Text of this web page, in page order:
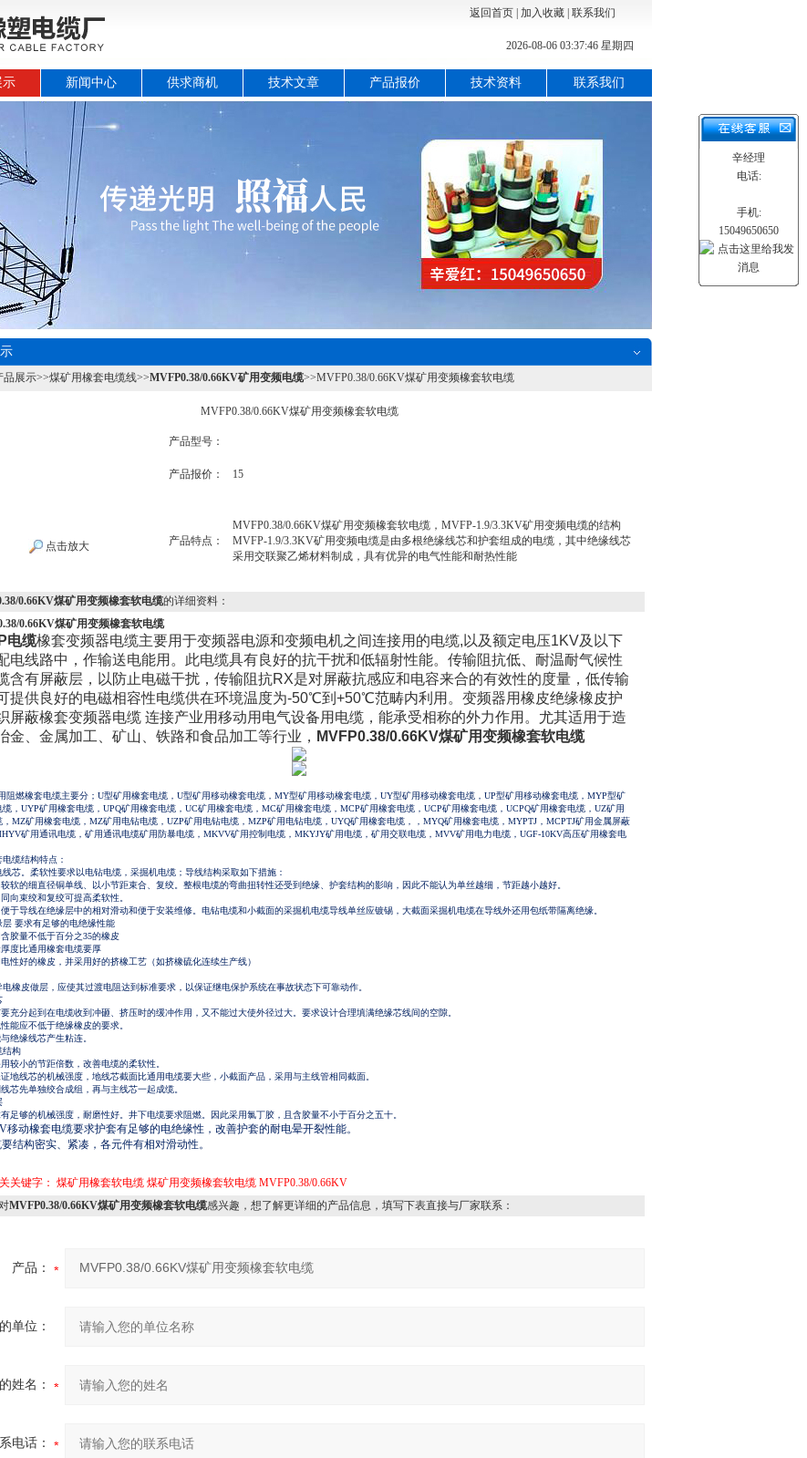
返回首页| 加入收藏| 联系我们
2026-08-06 03:37:47 星期四
示 新闻中心 供求商机 技术文章 产品报价 技术资料 联系我们
品展示>>煤矿用橡套电缆线>>MVFP0.38/0.66KV矿用变频电缆>>MVFP0.38/0.66KV煤矿用变频橡套软电缆
MVFP0.38/0.66KV煤矿用变频橡套软电缆
点击放大
产品型号：
产品报价： 15
产品特点：
MVFP0.38/0.66KV煤矿用变频橡套软电缆，MVFP-1.9/3.3KV矿用变频电缆的结构
MVFP-1.9/3.3KV矿用变频电缆是由多根绝缘线芯和护套组成的电缆，其中绝缘线芯
采用交联聚乙烯材料制成，具有优异的电气性能和耐热性能
0.66KV煤矿用变频橡套软电缆的详细资料：
0.66KV煤矿用变频橡套软电缆
电缆橡套变频器电缆主要用于变频器电源和变频电机之间连接用的电缆,以及额定电压1KV及以下
电线路中，作输送电能用。此电缆具有良好的抗干扰和低辐射性能。传输阻抗低、耐温耐气候性
含有屏蔽层，以防止电磁干扰，传输阻抗RX是对屏蔽抗感应和电容来合的有效性的度量，低传输
提供良好的电磁相容性电缆供在环境温度为-50℃到+50℃范畴内利用。变频器用橡皮绝缘橡皮护
屏蔽橡套变频器电缆 连接产业用移动用电气设备用电缆，能承受相称的外力作用。尤其适用于造
金、金属加工、矿山、铁路和食品加工等行业， MVFP0.38/0.66KV煤矿用变频橡套软电缆
阻燃橡套电缆主要分；U型矿用橡套电缆，U型矿用移动橡套电缆，MY型矿用移动橡套电缆，UY型矿用移动橡套电缆，UP型矿用移动橡套电缆，MYP型矿
缆，UYP矿用橡套电缆，UPQ矿用橡套电缆，UC矿用橡套电缆，MC矿用橡套电缆，MCP矿用橡套电缆，UCP矿用橡套电缆，UCPQ矿用橡套电缆，UZ矿用
，MZ矿用橡套电缆，MZ矿用电钻电缆，UZP矿用电钻电缆，MZP矿用电钻电缆，UYQ矿用橡套电缆，，MYQ矿用橡套电缆，MYPTJ，MCPTJ矿用金属屏蔽
矿用通讯电缆，矿用通讯电缆矿用防暴电缆，MKVV矿用控制电缆，MKYJY矿用电缆，矿用交联电缆，MVV矿用电力电缆，UGF-10KV高压矿用橡套电
电缆结构特点：
线芯。柔软性要求以电钻电缆，采掘机电缆；导线结构采取如下措施：
较软的细直径铜单线、以小节距束合、复绞。整根电缆的弯曲扭转性还受到绝缘、护套结构的影响，因此不能认为单丝越细，节距越小越好。
向束绞和复绞可提高柔软性。
于导线在绝缘层中的相对滑动和便于安装维修。电钻电缆和小截面的采掘机电缆导线单丝应镀锡，大截面采掘机电缆在导线外还用包纸带隔离绝缘。
层 要求有足够的电绝缘性能
胶量不低于百分之35的橡皮
度比通用橡套电缆要厚
性好的橡皮，并采用好的挤橡工艺（如挤橡硫化连续生产线）
电橡皮做层，应使其过渡电阻达到标准要求，以保证继电保护系统在事故状态下可靠动作。
要充分起到在电缆收到冲砸、挤压时的缓冲作用，又不能过大使外径过大。要求设计合理填满绝缘芯线间的空隙。
能应不低于绝缘橡皮的要求。
绝缘线芯产生粘连。
结构
较小的节距倍数，改善电缆的柔软性。
地线芯的机械强度，地线芯截面比通用电缆要大些，小截面产品，采用与主线管相同截面。
芯先单独绞合成组，再与主线芯一起成缆。
有足够的机械强度，耐磨性好。井下电缆要求阻燃。因此采用氯丁胶，且含胶量不小于百分之五十。
移动橡套电缆要求护套有足够的电绝缘性，改善护套的耐电晕开裂性能。
结构密实、紧凑，各元件有相对滑动性。
关键字： 煤矿用橡套软电缆 煤矿用变频橡套软电缆 MVFP0.38/0.66KV
MVFP0.38/0.66KV煤矿用变频橡套软电缆感兴趣，想了解更详细的产品信息，填写下表直接与厂家联系：
产品：
单位：
姓名：
电话：
辛经理
电话:
手机:
15049650650